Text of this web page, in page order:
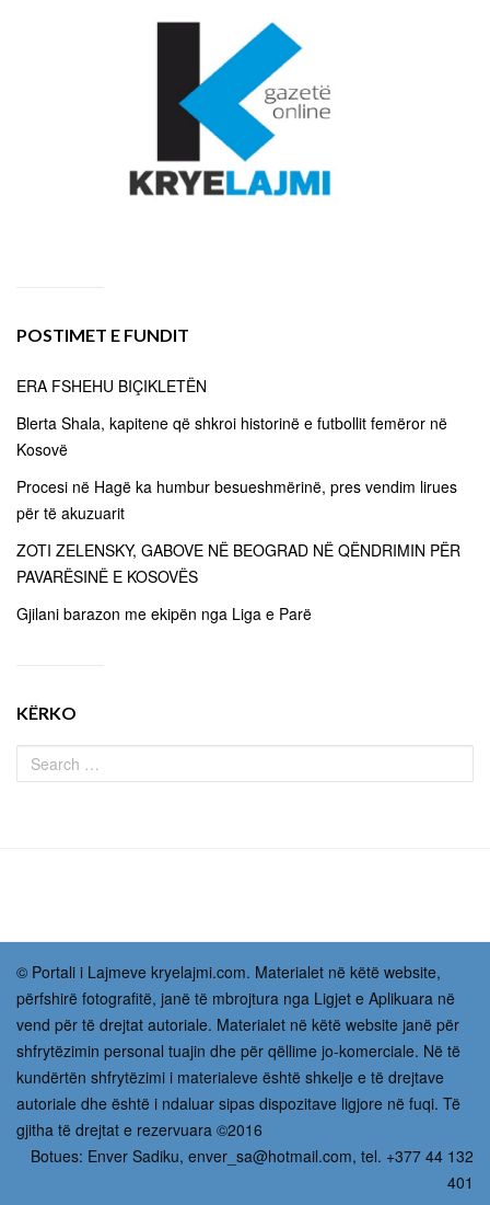
POSTIMET E FUNDIT
ERA FSHEHU BIÇIKLETËN
Blerta Shala, kapitene që shkroi historinë e futbollit femëror në
Kosovë
Procesi në Hagë ka humbur besueshmërinë, pres vendim lirues
për të akuzuarit
ZOTI ZELENSKY, GABOVE NË BEOGRAD NË QËNDRIMIN PËR
PAVARËSINË E KOSOVËS
Gjilani barazon me ekipën nga Liga e Parë
KËRKO
© Portali i Lajmeve kryelajmi.com. Materialet në këtë website,
përfshirë fotografitë, janë të mbrojtura nga Ligjet e Aplikuara në
vend për të drejtat autoriale. Materialet në këtë website janë për
shfrytëzimin personal tuajin dhe për qëllime jo-komerciale. Në të
kundërtën shfrytëzimi i materialeve është shkelje e të drejtave
autoriale dhe është i ndaluar sipas dispozitave ligjore në fuqi. Të
gjitha të drejtat e rezervuara ©2016
Botues: Enver Sadiku, enver_sa@hotmail.com, tel. +377 44 132
401